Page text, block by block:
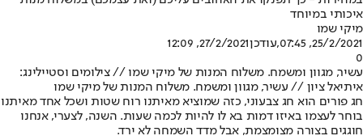
איכותי במיוחד
מיקי שמו
25/2/2021, 07:45
,עודכן27/2/2021, 12:09
0
עשיר, מגוון ומשמח. משלוח המנות של מיקי שמו // צילומים וסטיילינג:
איתיאל ציון // עשיר, מגוון ומשמח. משלוח המנות של מיקי שמו
חג פורים הוא חג צבעוני, כזה שמוציא מאיתנו רוח שטות ושכל אחד מאיתנו
בוחר לעצמו באיזו דמות בא לו להיות לכמה שעות. השנה, לצערי, אנחנו
חוגגים בצורה מצומצמת, אבל מדד השמחה לא ירד.